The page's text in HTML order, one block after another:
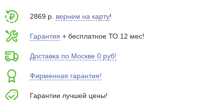
2869 р. вернем на карту!
Гарантия + бесплатное ТО 12 мес!
Доставка по Москве 0 руб!
Фирменная гарантия!
Гарантии лучшей цены!
Подробнее